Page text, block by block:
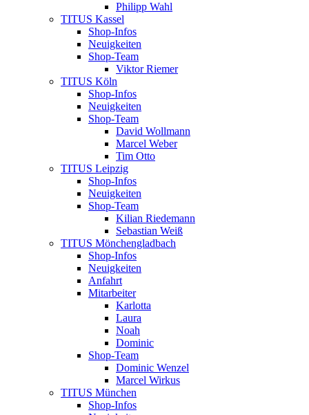
Philipp Wahl
TITUS Kassel
Shop-Infos
Neuigkeiten
Shop-Team
Viktor Riemer
TITUS Köln
Shop-Infos
Neuigkeiten
Shop-Team
David Wollmann
Marcel Weber
Tim Otto
TITUS Leipzig
Shop-Infos
Neuigkeiten
Shop-Team
Kilian Riedemann
Sebastian Weiß
TITUS Mönchengladbach
Shop-Infos
Neuigkeiten
Anfahrt
Mitarbeiter
Karlotta
Laura
Noah
Dominic
Shop-Team
Dominic Wenzel
Marcel Wirkus
TITUS München
Shop-Infos